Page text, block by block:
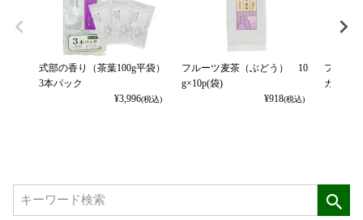
式部の香り（茶葉100g平袋）
3本パック
¥3,996(税込)
フルーツ麦茶（ぶどう） 10
g×10p(袋)
¥918(税込)
フルー
カット